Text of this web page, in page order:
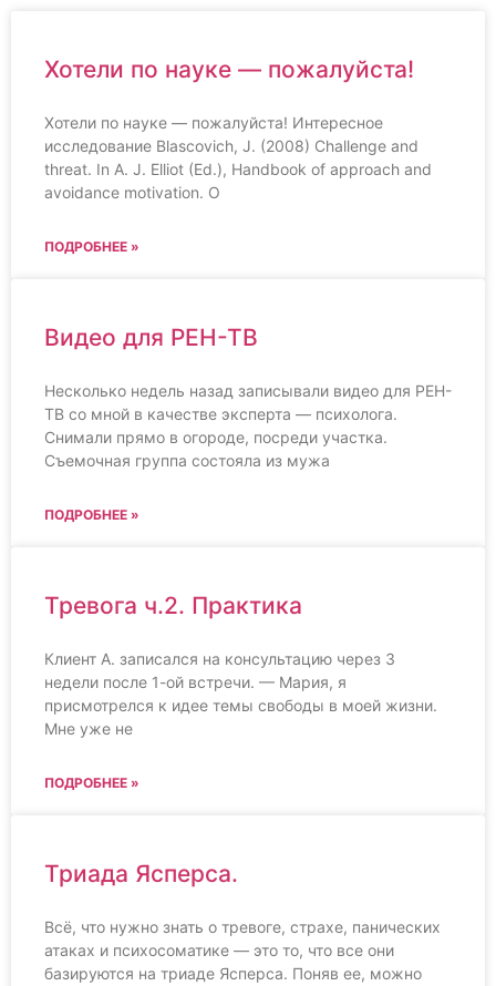
Хотели по науке — пожалуйста!
Хотели по науке — пожалуйста! Интересное
исследование Blascovich, J. (2008) Challenge and
threat. In A. J. Elliot (Ed.), Handbook of approach and
avoidance motivation. О
ПОДРОБНЕЕ »
Видео для РЕН-ТВ
Несколько недель назад записывали видео для РЕН-
ТВ со мной в качестве эксперта — психолога.
Снимали прямо в огороде, посреди участка.
Съемочная группа состояла из мужа
ПОДРОБНЕЕ »
Тревога ч.2. Практика
Клиент А. записался на консультацию через 3
недели после 1-ой встречи. — Мария, я
присмотрелся к идее темы свободы в моей жизни.
Мне уже не
ПОДРОБНЕЕ »
Триада Ясперса.
Всё, что нужно знать о тревоге, страхе, панических
атаках и психосоматике — это то, что все они
базируются на триаде Ясперса. Поняв ее, можно